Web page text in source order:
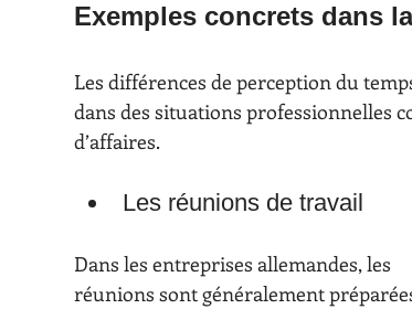
Exemples concrets dans
Les différences de perception du
dans des situations professionnelles
d’affaires.
Les réunions de travail
Dans les entreprises allemandes, les
réunions sont généralement